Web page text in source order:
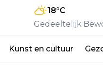
18°C
Gedeeltelijk
Kunst en cultuur